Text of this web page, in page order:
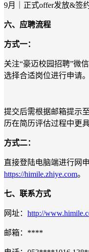
9月｜正式offer发放&签
六、应聘流程
方式一：
关注“豪迈校园招聘”微
选择合适岗位进行申请。
提交后需根据邮箱提示
历在简历评估过程中更具
方式二：
直接登陆电脑端进行网
https://himile.zhiye.com。
七、联系方式
网址： http://
邮箱：****